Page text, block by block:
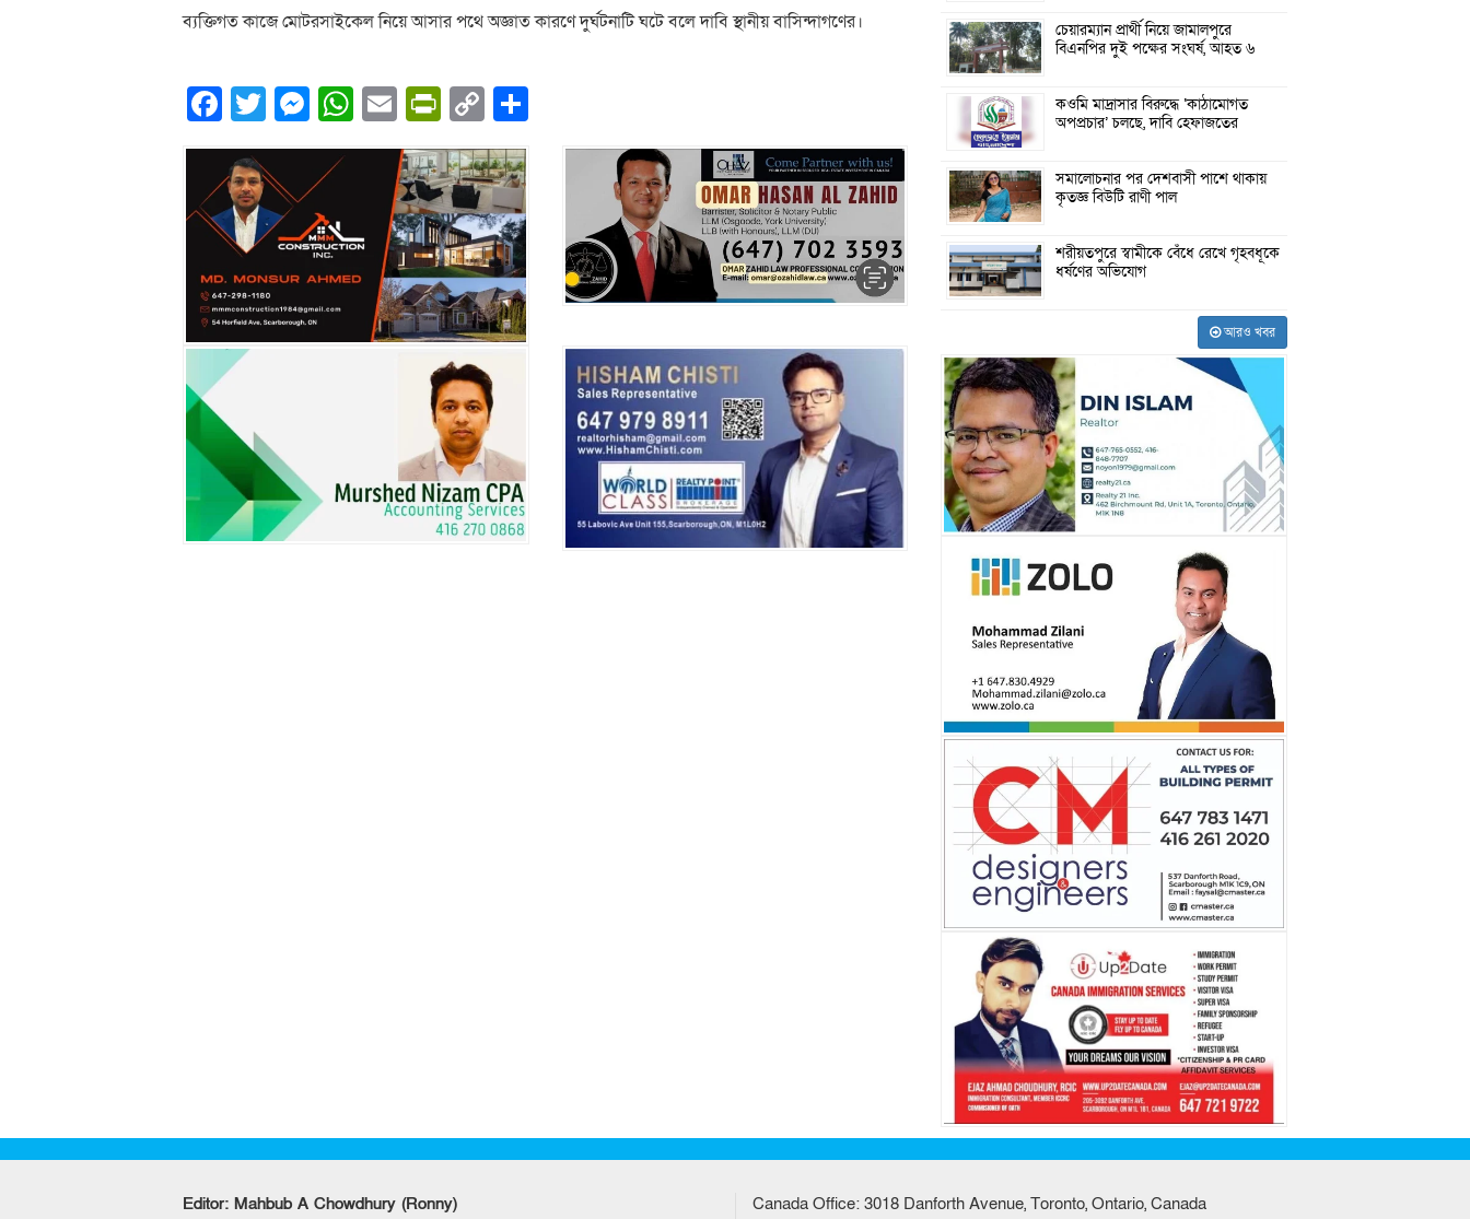
ব্যক্তিগত কাজে মোটরসাইকেল নিয়ে আসার পথে অজ্ঞাত কারণে দুর্ঘটনাটি ঘটে বলে দাবি স্থানীয় বাসিন্দাগণের।
Facebook
Twitter
Messenger
WhatsApp
EmailPrintFriendly
Copy
Link
চেয়ারম্যান প্রার্থী নিয়ে জামালপুরে
বিএনপির দুই পক্ষের সংঘর্ষ, আহত ৬
কওমি মাদ্রাসার বিরুদ্ধে ‘কাঠামোগত
অপপ্রচার’ চলছে, দাবি হেফাজতের
সমালোচনার পর দেশবাসী পাশে থাকায়
কৃতজ্ঞ বিউটি রাণী পাল
শরীয়তপুরে স্বামীকে বেঁধে রেখে গৃহবধূকে
ধর্ষণের অভিযোগ
আরও খবর
Editor: Mahbub A Chowdhury (Ronny)
Canada Office: 3018 Danforth Avenue, Toronto, Ontario, Canada